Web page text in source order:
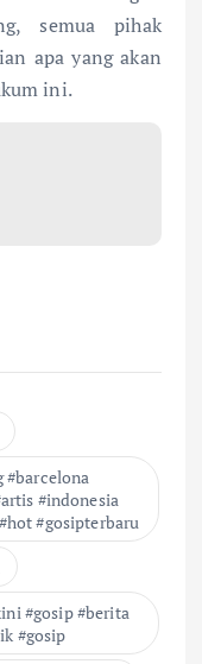
semua pihak
apa yang akan
ini.
#barcelona
#indonesia
#gosipterbaru
#gosip #berita
#gosip